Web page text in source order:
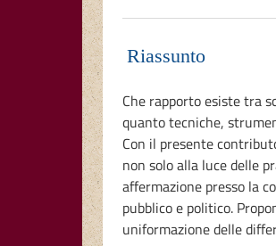
Riassunto
Che rapporto esiste tra
quanto tecniche,
Con il presente
non solo alla luce delle
affermazione presso la
pubblico e politico.
uniformazione delle